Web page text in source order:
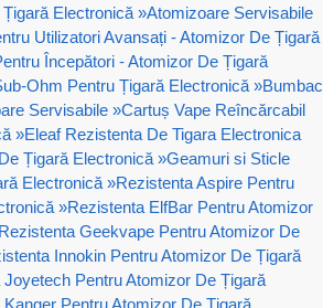
Electronică »Atomizoare Servisabile
Utilizatori Avansați - Atomizor De Țigară
Începători - Atomizor De Țigară
Ohm Pentru Țigară Electronică »Bumbac
Servisabile »Cartuș Vape Reîncărcabil
»Eleaf Rezistenta De Tigara Electronica
Țigară Electronică »Geamuri si Sticle
Electronică »Rezistenta Aspire Pentru
»Rezistenta ElfBar Pentru Atomizor
Rezistenta Geekvape Pentru Atomizor De
Innokin Pentru Atomizor De Țigară
Joyetech Pentru Atomizor De Țigară